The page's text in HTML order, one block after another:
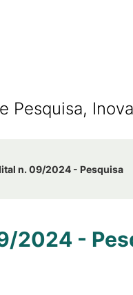
Pesquisa,
n. 09/2024 - Pesquisa
2024 -